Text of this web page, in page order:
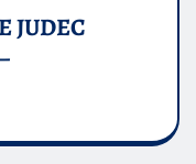
JUDEC